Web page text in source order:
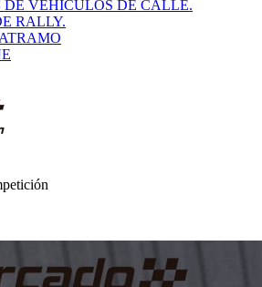
DE VEHÍCULOS DE CALLE.
RALLY.